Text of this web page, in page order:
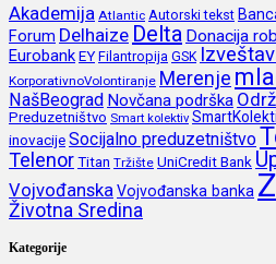
Akademija Atlantic Autorski tekst
Forum Delhaize Delta Donacija
EurobankEY Filantropija GSK
KorporativnoVolontiranje Merenje
NašBeograd Novčana podrška
Preduzetništvo Smart kolektiv
inovacijeSocijalno preduzetništvo
TelenorTitan Tržište UniCredit Bank
VojvođanskaVojvođanska banka
Životna Sredina
Kategorije